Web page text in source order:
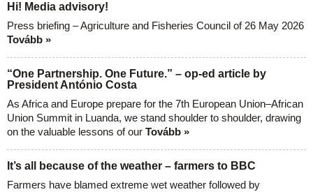
Hi! Media advisory!
Press briefing – Agriculture and Fisheries Council of 26 May 2026
Tovább »
“One Partnership. One Future.” – op-ed article by
President António Costa
As Africa and Europe prepare for the 7th European Union–African
Union Summit in Luanda, we stand shoulder to shoulder, drawing
on the valuable lessons of our Tovább »
It’s all because of the weather – farmers to BBC
Farmers have blamed extreme wet weather followed by